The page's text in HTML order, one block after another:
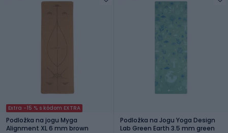
Extra -15 % s kódom EXTRA
Podložka na jogu Myga
Alignment XL 6 mm brown
Podložka na Jogu Yoga Design
Lab Green Earth 3.5 mm green